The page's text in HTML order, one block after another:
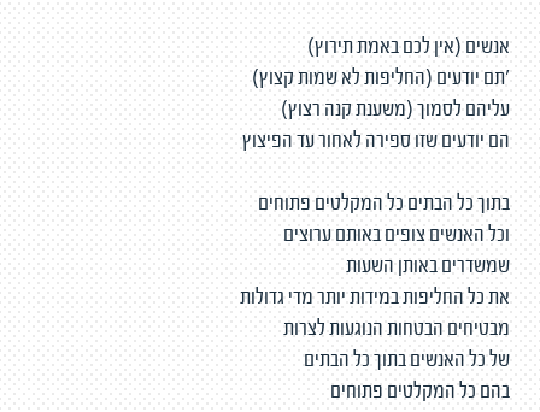
אנשים (אין לכם באמת תירוץ)
'תם יודעים (החליפות לא שמות קצוץ)
עליהם לסמוך (משענת קנה רצוץ)
הם יודעים שזו ספירה לאחור עד הפיצוץ
בתוך כל הבתים כל המקלטים פתוחים
וכל האנשים צופים באותם ערוצים
שמשדרים באותן השעות
את כל החליפות במידות יותר מדי גדולות
מבטיחים הבטחות הנוגעות לצרות
של כל האנשים בתוך כל הבתים
בהם כל המקלטים פתוחים